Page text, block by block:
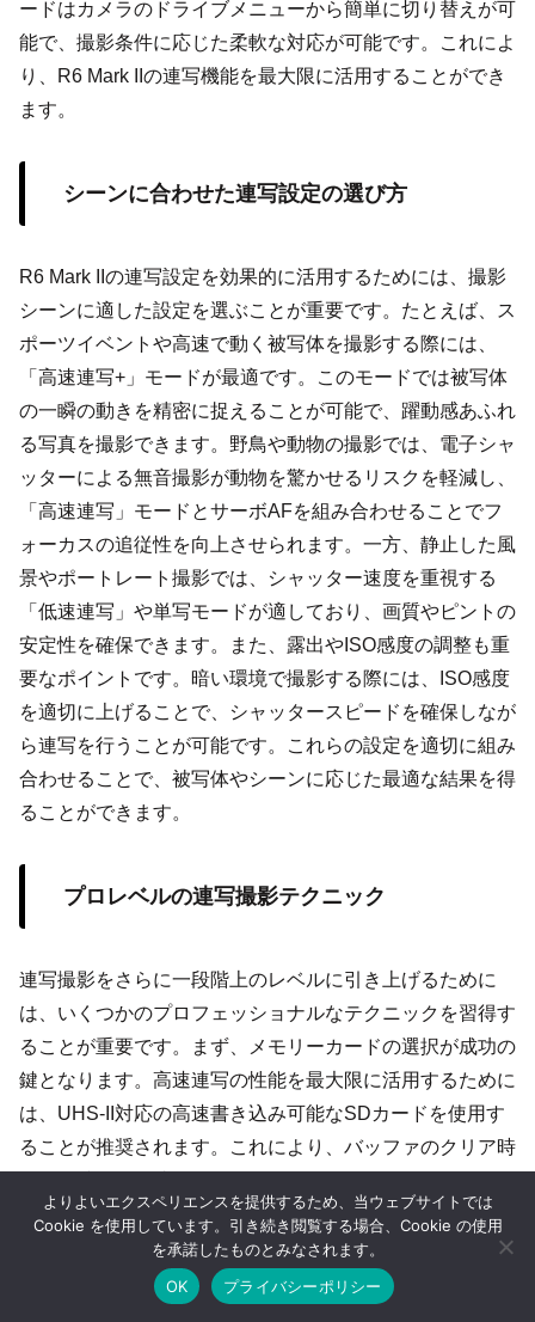
ードはカメラのドライブメニューから簡単に切り替えが可
能で、撮影条件に応じた柔軟な対応が可能です。これによ
り、R6 Mark IIの連写機能を最大限に活用することができ
ます。
シーンに合わせた連写設定の選び方
R6 Mark IIの連写設定を効果的に活用するためには、撮影
シーンに適した設定を選ぶことが重要です。たとえば、ス
ポーツイベントや高速で動く被写体を撮影する際には、
「高速連写+」モードが最適です。このモードでは被写体
の一瞬の動きを精密に捉えることが可能で、躍動感あふれ
る写真を撮影できます。野鳥や動物の撮影では、電子シャ
ッターによる無音撮影が動物を驚かせるリスクを軽減し、
「高速連写」モードとサーボAFを組み合わせることでフ
ォーカスの追従性を向上させられます。一方、静止した風
景やポートレート撮影では、シャッター速度を重視する
「低速連写」や単写モードが適しており、画質やピントの
安定性を確保できます。また、露出やISO感度の調整も重
要なポイントです。暗い環境で撮影する際には、ISO感度
を適切に上げることで、シャッタースピードを確保しなが
ら連写を行うことが可能です。これらの設定を適切に組み
合わせることで、被写体やシーンに応じた最適な結果を得
ることができます。
プロレベルの連写撮影テクニック
連写撮影をさらに一段階上のレベルに引き上げるために
は、いくつかのプロフェッショナルなテクニックを習得す
ることが重要です。まず、メモリーカードの選択が成功の
鍵となります。高速連写の性能を最大限に活用するために
は、UHS-II対応の高速書き込み可能なSDカードを使用す
ることが推奨されます。これにより、バッファのクリア時
ッテリーの消耗が速い場合が多いため、予備バッテリーを
複数用意することで、長時間の撮影に対応可能です。次
に、手ブレ補正機能の活用も重要です。特に手持ちでの撮
シェア 目次へ トップ
よりよいエクスペリエンスを提供するため、当ウェブサイトでは
Cookie を使用しています。引き続き閲覧する場合、Cookie の使用
を承諾したものとみなされます。
OK
プライバシーポリシー